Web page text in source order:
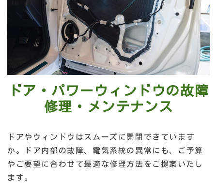
ドア・パワーウィンドウの故障
修理・メンテナンス
ドアやウィンドウはスムーズに開閉できています
か。ドア内部の故障、電気系統の異常にも、ご予算
やご要望に合わせて最適な修理方法をご提案いたし
ます。